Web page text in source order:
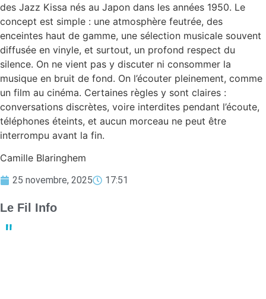
des Jazz Kissa nés au Japon dans les années 1950. Le
concept est simple : une atmosphère feutrée, des
enceintes haut de gamme, une sélection musicale souvent
diffusée en vinyle, et surtout, un profond respect du
silence. On ne vient pas y discuter ni consommer la
musique en bruit de fond. On l’écouter pleinement, comme
un film au cinéma. Certaines règles y sont claires :
conversations discrètes, voire interdites pendant l’écoute,
téléphones éteints, et aucun morceau ne peut être
interrompu avant la fin.
Camille Blaringhem
25 novembre, 2025 17:51
Le Fil Info